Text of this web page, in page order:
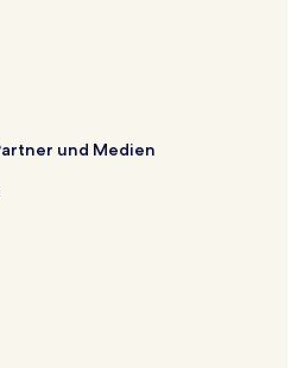
und Medien